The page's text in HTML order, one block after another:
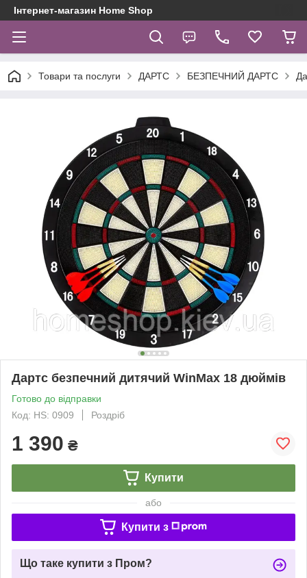
Інтернет-магазин Home Shop
Товари та послуги ДАРТС БЕЗПЕЧНИЙ ДАРТС
Дартс безпечний дитячий WinMax 18 дюймів
Готово до відправки
Код: HS: 0909
Роздріб
1 390 ₴
Купити
або
Купити з
Що таке купити з Пром?